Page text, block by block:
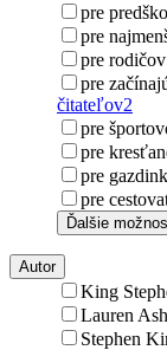
pre
pre
pre
pre
čitateľov2
pre
pre
pre
pre
Ďalšie
Autor
King
Lauren
Stephen